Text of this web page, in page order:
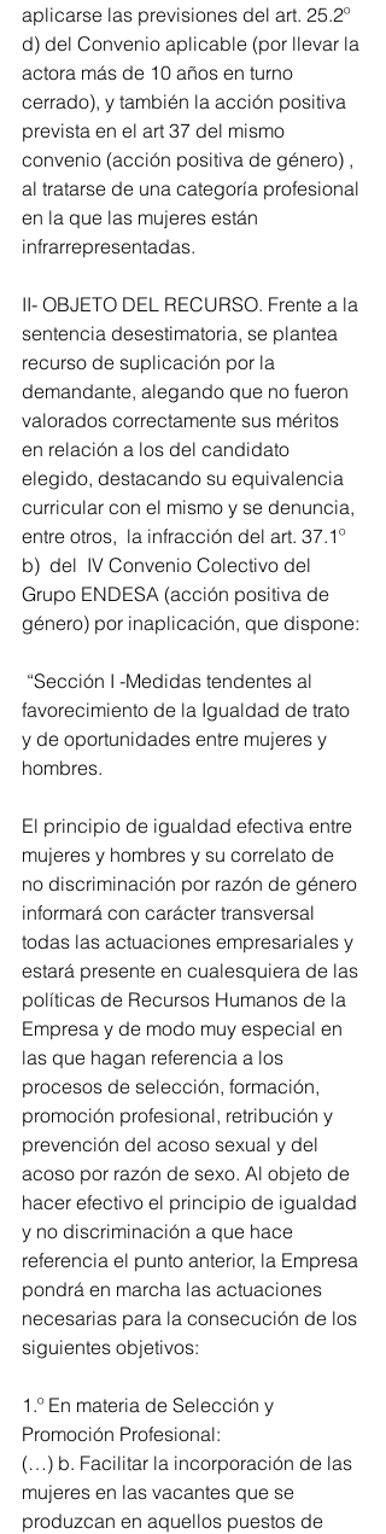
aplicarse las previsiones del art. 25.2º
d) del Convenio aplicable (por llevar la
actora más de 10 años en turno
cerrado), y también la acción positiva
prevista en el art 37 del mismo
convenio (acción positiva de género) ,
al tratarse de una categoría profesional
en la que las mujeres están
infrarrepresentadas.
II- OBJETO DEL RECURSO. Frente a la
sentencia desestimatoria, se plantea
recurso de suplicación por la
demandante, alegando que no fueron
valorados correctamente sus méritos
en relación a los del candidato
elegido, destacando su equivalencia
curricular con el mismo y se denuncia,
entre otros,  la infracción del art. 37.1º
b)  del  IV Convenio Colectivo del
Grupo ENDESA (acción positiva de
género) por inaplicación, que dispone:
favorecimiento de la Igualdad de trato
y de oportunidades entre mujeres y
hombres.
El principio de igualdad efectiva entre
mujeres y hombres y su correlato de
no discriminación por razón de género
informará con carácter transversal
todas las actuaciones empresariales y
estará presente en cualesquiera de las
políticas de Recursos Humanos de la
Empresa y de modo muy especial en
las que hagan referencia a los
procesos de selección, formación,
promoción profesional, retribución y
prevención del acoso sexual y del
acoso por razón de sexo. Al objeto de
hacer efectivo el principio de igualdad
y no discriminación a que hace
referencia el punto anterior, la Empresa
pondrá en marcha las actuaciones
necesarias para la consecución de los
siguientes objetivos:
1.º En materia de Selección y
Promoción Profesional:
(…) b. Facilitar la incorporación de las
mujeres en las vacantes que se
produzcan en aquellos puestos de